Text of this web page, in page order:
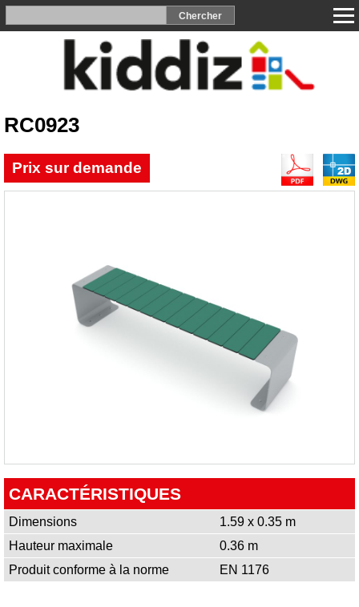
RC0923
Prix sur demande
CARACTÉRISTIQUES
Dimensions
1.59 x 0.35 m
Hauteur maximale
0.36 m
Produit conforme à la norme
EN 1176